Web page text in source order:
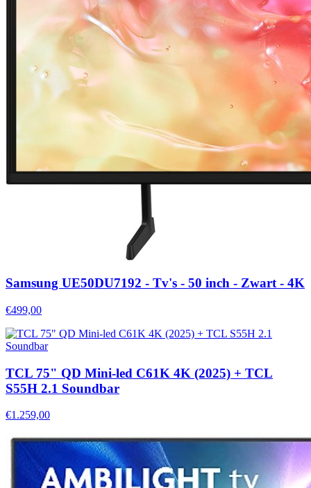
Samsung UE50DU7192 - Tv's - 50 inch - Zwart - 4K
€499,00
TCL 75" QD Mini-led C61K 4K (2025) + TCL
S55H 2.1 Soundbar
€1.259,00